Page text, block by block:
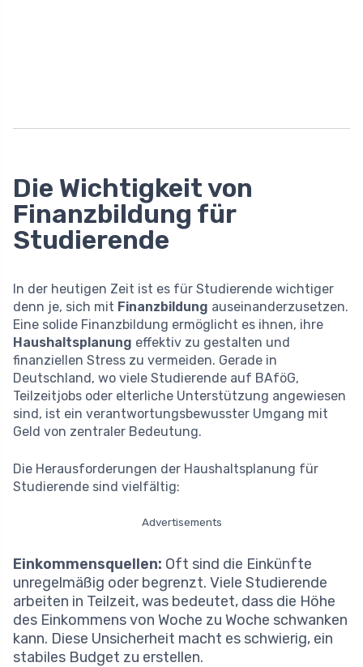
Die Wichtigkeit von
Finanzbildung für
Studierende
In der heutigen Zeit ist es für Studierende wichtiger
denn je, sich mit Finanzbildung auseinanderzusetzen.
Eine solide Finanzbildung ermöglicht es ihnen, ihre
Haushaltsplanung effektiv zu gestalten und
finanziellen Stress zu vermeiden. Gerade in
Deutschland, wo viele Studierende auf BAföG,
Teilzeitjobs oder elterliche Unterstützung angewiesen
sind, ist ein verantwortungsbewusster Umgang mit
Geld von zentraler Bedeutung.
Die Herausforderungen der Haushaltsplanung für
Studierende sind vielfältig:
Advertisements
Einkommensquellen: Oft sind die Einkünfte
unregelmäßig oder begrenzt. Viele Studierende
arbeiten in Teilzeit, was bedeutet, dass die Höhe
des Einkommens von Woche zu Woche schwanken
kann. Diese Unsicherheit macht es schwierig, ein
stabiles Budget zu erstellen.